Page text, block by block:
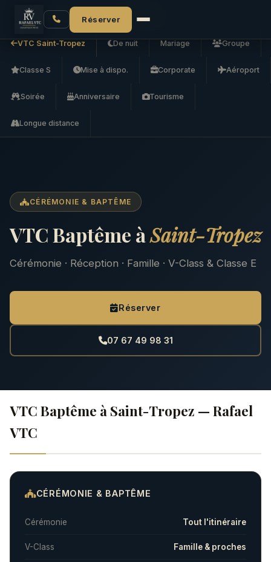
Réserver
Accueil VTC Saint-Tropez
VTC Saint-Tropez De nuit Mariage Groupe
Classe S Mise à dispo. Corporate Aéroport
Soirée Anniversaire Tourisme
Longue distance
CÉRÉMONIE & BAPTÊME
VTC Baptême àSaint-Tropez
Cérémonie · Réception · Famille · V-Class & Classe E
Réserver
07 67 49 98 31
VTC Baptême à Saint-Tropez — Rafael
VTC
CÉRÉMONIE & BAPTÊME
Cérémonie Tout l'itinéraire
V-Class Famille & proches